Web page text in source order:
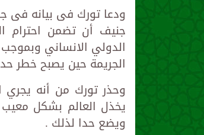
ودعا تورك فى بيانه فى
جنيف أن تضمن احترام
الدولي الانساني
الجريمة حين يصبح خطر
وحذر تورك من أنه يجري
يخذل العالم بشكل
ويضع حدا لذلك .